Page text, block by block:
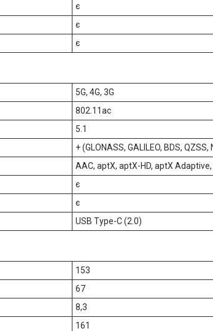
є
є
є
5G, 4G, 3G
802.11ac
5.1
+ (GLONASS, GALILEO, BDS, QZSS,
AAC, aptX, aptX-HD, aptX Adaptive,
є
є
USB Type-C (2.0)
153
67
8,3
161